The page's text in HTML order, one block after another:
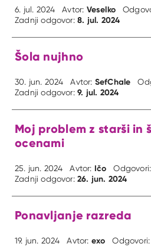
6. jul. 2024 Avtor: Veselko
Zadnji odgovor:8. jul. 2024
Šola nujhno
30. jun. 2024 Avtor: SefChale
Zadnji odgovor:9. jul. 2024
Moj problem z starši in
ocenami
25. jun. 2024 Avtor: Ičo
Zadnji odgovor:26. jun. 2024
Ponavljanje razreda
19. jun. 2024 Avtor: exo